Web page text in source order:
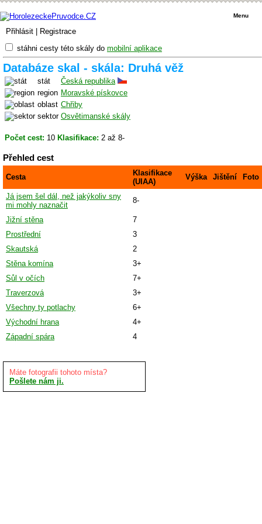
Přihlásit Registrace
Menu
stáhni cesty této skály do mobilní aplikace
Databáze skal - skála: Druhá věž
stát
Česká republika
region Moravské pískovce
oblast Chřiby
sektor Osvětimanské skály
Počet cest: 10 Klasifikace: 2 až 8-
Přehled cest
Cesta
Klasifikace
(UIAA)
Výška Jištění Foto
Já jsem šel dál, než jakýkoliv sny
mi mohly naznačit
8-
Jižní stěna
7
Prostřední
3
Skautská
2
Stěna komína
3+
Sůl v očích
7+
Traverzová
3+
Všechny ty potlachy
6+
Východní hrana
4+
Západní spára
4
Máte fotografii tohoto místa?
Pošlete nám ji.